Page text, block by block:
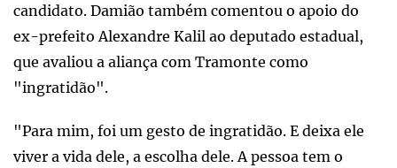
candidato. Damião também comentou o apoio do
ex-prefeito Alexandre Kalil ao deputado estadual,
que avaliou a aliança com Tramonte como
"ingratidão".
"Para mim, foi um gesto de ingratidão. E deixa ele
viver a vida dele, a escolha dele. A pessoa tem o